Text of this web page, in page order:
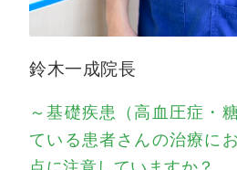
鈴木一成院長
～基礎疾患（高血圧症・
ている患者さんの治療に